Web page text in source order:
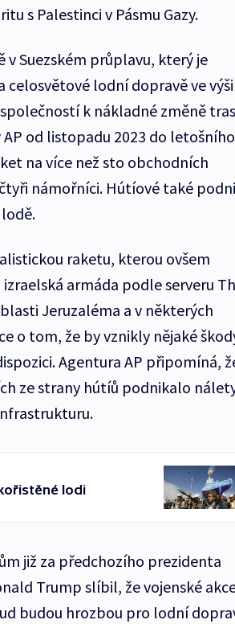
s Palestinci v Pásmu Gazy.
Suezském průplavu, který je
lodní dopravě ve výši
k nákladné změně
od listopadu 2023 do letošního
na více než sto obchodních
námořníci. Hútíové také
raketu, kterou ovšem
armáda podle serveru
Jeruzaléma a v některých
o tom, že by vznikly nějaké
Agentura AP připomíná,
ze strany hútíů podnikalo
lodi
již za předchozího prezidenta
Trump slíbil, že vojenské
budou hrozbou pro lodní